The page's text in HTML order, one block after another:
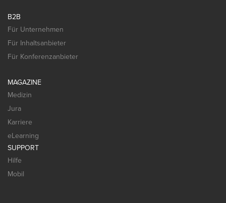
B2B
Für Unternehmen
Für Inhaltsanbieter
Für Konferenzanbieter
MAGAZINE
Medizin
Jura
Karriere
eLearning
SUPPORT
Hilfe
Mobil